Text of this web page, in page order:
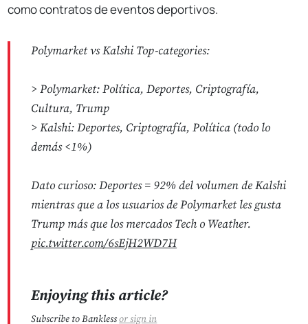
como contratos de eventos deportivos.
Polymarket vs Kalshi Top-categories:
> Polymarket: Política, Deportes, Criptografía,
Cultura, Trump
> Kalshi: Deportes, Criptografía, Política (todo lo
demás <1%)
Dato curioso: Deportes = 92% del volumen de Kalshi
mientras que a los usuarios de Polymarket les gusta
Trump más que los mercados Tech o Weather.
pic.twitter.com/6sEjH2WD7H
Enjoying this article?
Subscribe to Banklessorsign in